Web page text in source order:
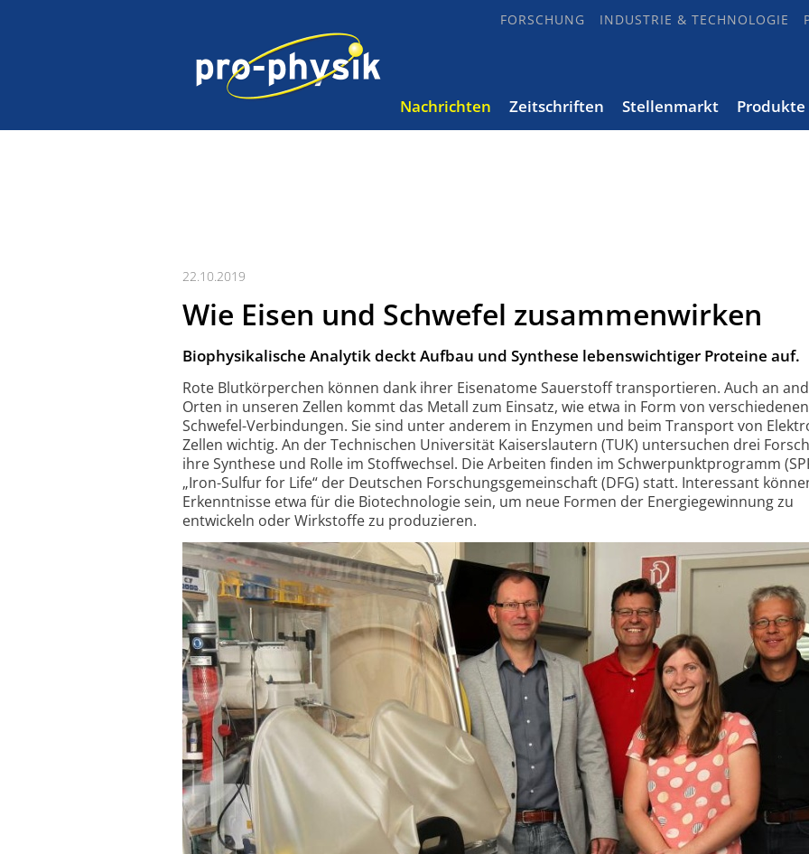
FORSCHUNG INDUSTRIE & TECHNOLOGIE
Nachrichten Zeitschriften Stellenmarkt Produkte
22.10.2019
Wie Eisen und Schwefel zusammenwirken
Biophysikalische Analytik deckt Aufbau und Synthese lebenswichtiger Proteine auf.
Rote Blutkörperchen können dank ihrer Eisenatome Sauerstoff transportieren. Auch an
Orten in unseren Zellen kommt das Metall zum Einsatz, wie etwa in Form von
Schwefel-Verbindungen. Sie sind unter anderem in Enzymen und beim Transport von
Zellen wichtig. An der Technischen Universität Kaiserslautern (TUK) untersuchen drei
ihre Synthese und Rolle im Stoffwechsel. Die Arbeiten finden im Schwerpunktprogramm
„Iron-Sulfur for Life“ der Deutschen Forschungs­gemeinschaft (DFG) statt. Interessant
Erkenntnisse etwa für die Biotechnologie sein, um neue Formen der Energie­gewinnung zu
entwickeln oder Wirkstoffe zu produzieren.